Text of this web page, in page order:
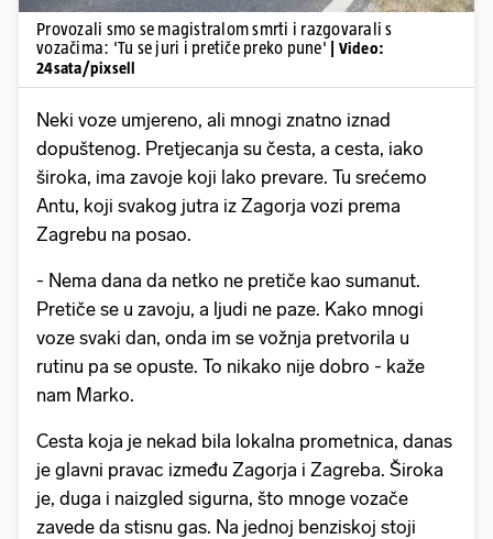
Provozali smo se magistralom smrti i razgovarali s
vozačima: 'Tu se juri i pretiče preko pune'
| Video:
24sata/pixsell
Neki voze umjereno, ali mnogi znatno iznad
dopuštenog. Pretjecanja su česta, a cesta, iako
široka, ima zavoje koji lako prevare. Tu srećemo
Antu, koji svakog jutra iz Zagorja vozi prema
Zagrebu na posao.
- Nema dana da netko ne pretiče kao sumanut.
Pretiče se u zavoju, a ljudi ne paze. Kako mnogi
voze svaki dan, onda im se vožnja pretvorila u
rutinu pa se opuste. To nikako nije dobro - kaže
nam Marko.
Cesta koja je nekad bila lokalna prometnica, danas
je glavni pravac između Zagorja i Zagreba. Široka
je, duga i naizgled sigurna, što mnoge vozače
zavede da stisnu gas. Na jednoj benziskoj stoji